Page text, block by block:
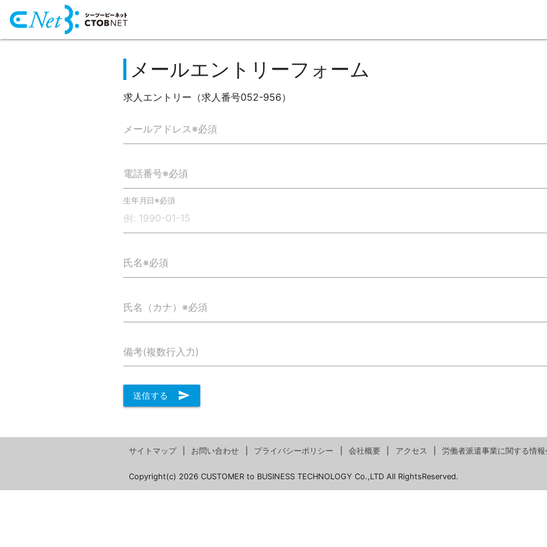
メールエントリーフォーム
求人エントリー（求人番号052-956）
メールアドレス※必須
電話番号※必須
生年月日※必須
氏名※必須
氏名（カナ）※必須
備考(複数行入力)
送信する send
サイトマップ お問い合わせ プライバシーポリシー 会社概要 アクセス 労働者派遣事業に関する情
Copyright(c) 2026 CUSTOMER to BUSINESS TECHNOLOGY Co.,LTD All RightsReserved.